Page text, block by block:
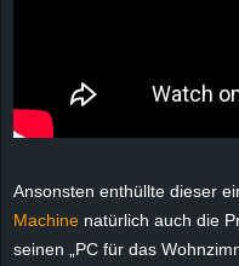
Ansonsten enthüllte dieser
Machine natürlich auch die
seinen „PC für das